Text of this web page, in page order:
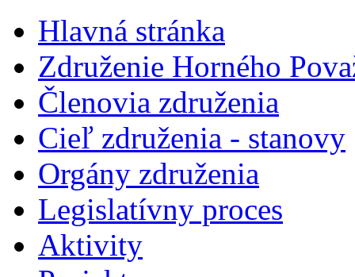
Hlavná stránka
Združenie Horného
Členovia združenia
Cieľ združenia - stanovy
Orgány združenia
Legislatí­vny proces
Aktivity